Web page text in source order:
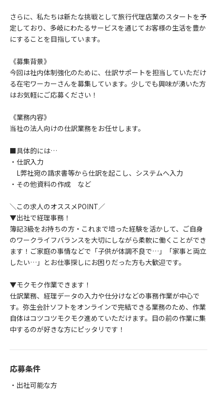
さらに、私たちは新たな挑戦として旅行代理店業のスタートを予
定しており、多岐にわたるサービスを通じてお客様の生活を豊か
にすることを目指しています。
《募集背景》
今回は社内体制強化のために、仕訳サポートを担当していただけ
る在宅ワーカーさんを募集しています。少しでも興味が湧いた方
はお気軽にご応募ください！
《業務内容》
当社の法人向けの仕訳業務をお任せします。
■具体的には…
・仕訳入力
L弊社宛の請求書等から仕訳を起こし、システムへ入力
・その他資料の作成 など
＼この求人のオススメPOINT／
▼出社で経理事務！
簿記3級をお持ちの方・これまで培った経験を活かして、ご自身
のワークライフバランスを大切にしながら柔軟に働くことができ
ます！ご家庭の事情などで「子供が体調不良で…」「家事と両立
したい…」とお仕事探しにお困りだった方も大歓迎です。
▼モクモク作業できます！
仕訳業務、経理データの入力や仕分けなどの事務作業が中心で
す。弥生会計ソフトをオンラインで完結できる業務のため、作業
自体はコツコツモクモク進めていただけます。目の前の作業に集
中するのが好きな方にピッタリです！
応募条件
・出社可能な方